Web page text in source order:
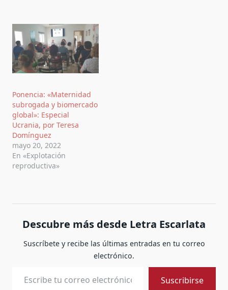
Ponencia: «Maternidad
subrogada y biomercado
global»: Especial
Ucrania, por Teresa
Domínguez
mayo 20, 2022
En «Explotación
reproductiva»
Descubre más desde Letra Escarlata
Suscríbete y recibe las últimas entradas en tu correo
electrónico.
Suscribirse